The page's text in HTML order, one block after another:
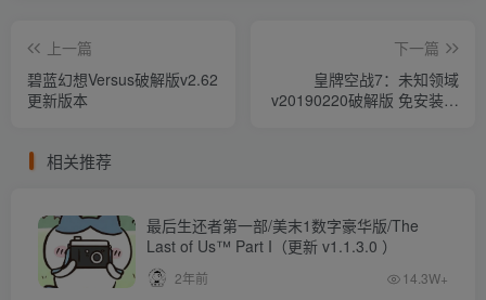
上一篇
碧蓝幻想Versus破解版v2.62
更新版本
下一篇
皇牌空战7：未知领域
v20190220破解版 免安装绿
相关推荐
最后生还者第一部/美末1数字豪华版/The
Last of Us™ Part I（更新 v1.1.3.0 ）
2年前 14.3W+